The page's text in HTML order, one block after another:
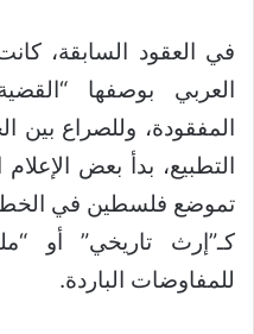
في العقود السابقة،
العربي بوصفها
المفقودة، وللصراع بين
التطبيع، بدأ بعض
تموضع فلسطين في
كـ”إرث تاريخي” أو
للمفاوضات الباردة.